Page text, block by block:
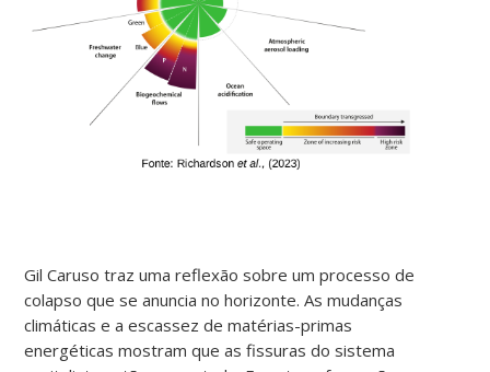
Gil Caruso traz uma reflexão sobre um processo de
colapso que se anuncia no horizonte. As mudanças
climáticas e a escassez de matérias-primas
energéticas mostram que as fissuras do sistema